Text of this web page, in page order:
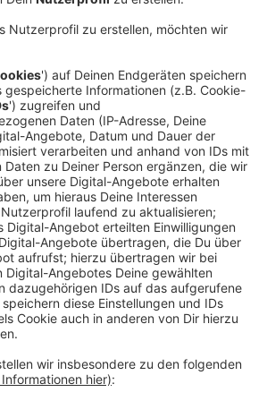
gibt es insgesamt 20.000 Euro
zum 11. August können sie sich
auf derAktionsseite Förder.Ei
kann jeder eingetragene Verein
Initiative. Welcher Verein
entscheiden alle Troisdorfer
Das läuft bis Ende August. Einen
von 3.000 Euro geben die
außerdem zusätzlich für